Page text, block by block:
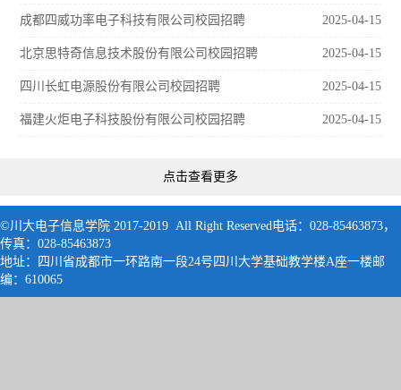
2025-04-15
成都四威功率电子科技有限公司校园招聘
2025-04-15
北京思特奇信息技术股份有限公司校园招聘
2025-04-15
四川长虹电源股份有限公司校园招聘
2025-04-15
福建火炬电子科技股份有限公司校园招聘
点击查看更多
©川大电子信息学院 2017-2019 All Right Reserved电话：028-85463873，
传真：028-85463873
地址：四川省成都市一环路南一段24号四川大学基础教学楼A座一楼邮
编：610065